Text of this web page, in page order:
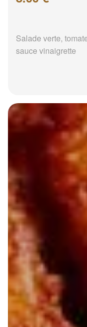
Salade verte,
sauce vinaigrette